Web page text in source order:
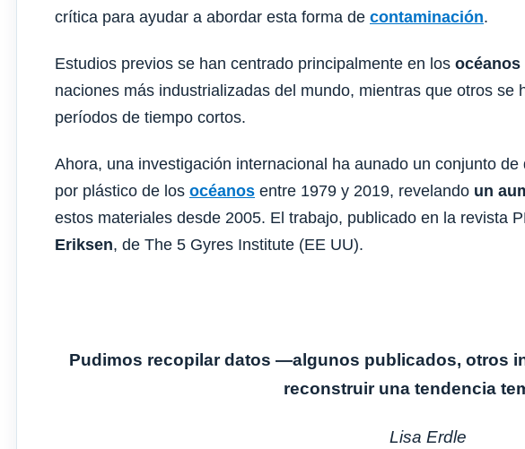
crítica para ayudar a abordar esta forma de contaminación.
Estudios previos se han centrado principalmente en los
naciones más industrializadas del mundo, mientras que otros se
períodos de tiempo cortos.
Ahora, una investigación internacional ha aunado un conjunto
por plástico de los océanos entre 1979 y 2019, revelando un
estos materiales desde 2005. El trabajo, publicado en la revista
Eriksen, de The 5 Gyres Institute (EE UU).
Pudimos recopilar datos —algunos publicados, otros
reconstruir una tendencia
Lisa Erdle